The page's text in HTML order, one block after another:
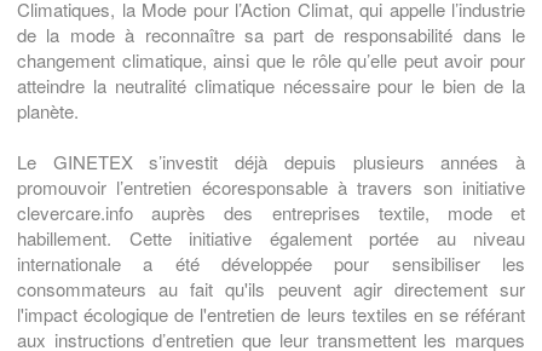
Climatiques, la Mode pour l’Action Climat, qui appelle l’industrie
de la mode à reconnaître sa part de responsabilité dans le
changement climatique, ainsi que le rôle qu’elle peut avoir pour
atteindre la neutralité climatique nécessaire pour le bien de la
planète.
Le GINETEX s’investit déjà depuis plusieurs années à
promouvoir l’entretien écoresponsable à travers son initiative
clevercare.info auprès des entreprises textile, mode et
habillement. Cette initiative également portée au niveau
internationale a été développée pour sensibiliser les
consommateurs au fait qu'ils peuvent agir directement sur
l'impact écologique de l'entretien de leurs textiles en se référant
aux instructions d’entretien que leur transmettent les marques